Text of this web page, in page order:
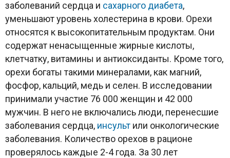
заболеваний сердца и сахарного диабета,
уменьшают уровень холестерина в крови. Орехи
относятся к высокопитательным продуктам. Они
содержат ненасыщенные жирные кислоты,
клетчатку, витамины и антиоксиданты. Кроме того,
орехи богаты такими минералами, как магний,
фосфор, кальций, медь и селен. В исследовании
принимали участие 76 000 женщин и 42 000
мужчин. В него не включались люди, перенесшие
заболевания сердца, инсульт или онкологические
заболевания. Количество орехов в рационе
проверялось каждые 2-4 года. За 30 лет